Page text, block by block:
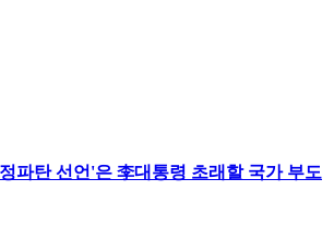
파탄 선언'은 李대통령 초래할 국가 부도